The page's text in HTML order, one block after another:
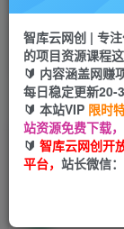
网赚网创
365天稳定
首页 创业课程
（6841期）
音虚拟电子打
智库云网创 | 专
的项目资源课程
🔰 内容涵盖网赚
每日稳定更新20-
🔰 本站VIP 限时
站资源免费下载，
🔰 智库云网创开
平台， 站长微信